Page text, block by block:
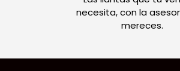
necesita, con la
mereces.